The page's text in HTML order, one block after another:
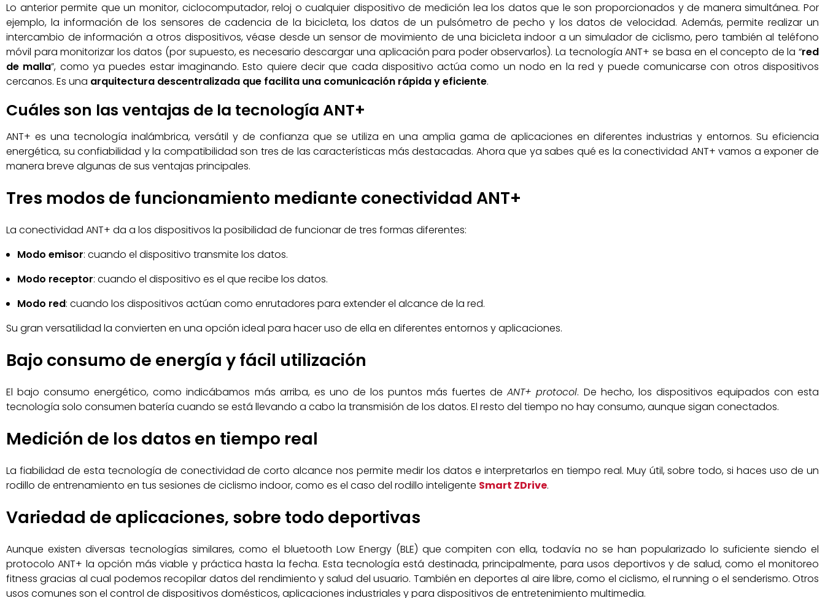
Lo anterior permite que un monitor, ciclocomputador, reloj o cualquier dispositivo de medición lea los datos que le son proporcionados y de manera simultánea. Por
ejemplo, la información de los sensores de cadencia de la bicicleta, los datos de un pulsómetro de pecho y los datos de velocidad. Además, permite realizar un
intercambio de información a otros dispositivos, véase desde un sensor de movimiento de una bicicleta indoor a un simulador de ciclismo, pero también al teléfono
móvil para monitorizar los datos (por supuesto, es necesario descargar una aplicación para poder observarlos). La tecnología ANT+ se basa en el concepto de la “red
de malla”, como ya puedes estar imaginando. Esto quiere decir que cada dispositivo actúa como un nodo en la red y puede comunicarse con otros dispositivos
cercanos. Es una arquitectura descentralizada que facilita una comunicación rápida y eficiente.
Cuáles son las ventajas de la tecnología ANT+
ANT+ es una tecnología inalámbrica, versátil y de confianza que se utiliza en una amplia gama de aplicaciones en diferentes industrias y entornos. Su eficiencia
energética, su confiabilidad y la compatibilidad son tres de las características más destacadas. Ahora que ya sabes qué es la conectividad ANT+ vamos a exponer de
manera breve algunas de sus ventajas principales.
Tres modos de funcionamiento mediante conectividad ANT+
La conectividad ANT+ da a los dispositivos la posibilidad de funcionar de tres formas diferentes:
Modo emisor: cuando el dispositivo transmite los datos.
Modo receptor: cuando el dispositivo es el que recibe los datos.
Modo red: cuando los dispositivos actúan como enrutadores para extender el alcance de la red.
Su gran versatilidad la convierten en una opción ideal para hacer uso de ella en diferentes entornos y aplicaciones.
Bajo consumo de energía y fácil utilización
El bajo consumo energético, como indicábamos más arriba, es uno de los puntos más fuertes deANT+ protocol. De hecho, los dispositivos equipados con esta
tecnología solo consumen batería cuando se está llevando a cabo la transmisión de los datos. El resto del tiempo no hay consumo, aunque sigan conectados.
Medición de los datos en tiempo real
La fiabilidad de esta tecnología de conectividad de corto alcance nos permite medir los datos e interpretarlos en tiempo real. Muy útil, sobre todo, si haces uso de un
rodillo de entrenamiento en tus sesiones de ciclismo indoor, como es el caso del rodillo inteligente Smart ZDrive.
Variedad de aplicaciones, sobre todo deportivas
Aunque existen diversas tecnologías similares, como el bluetooth Low Energy (BLE) que compiten con ella, todavía no se han popularizado lo suficiente siendo el
protocolo ANT+ la opción más viable y práctica hasta la fecha. Esta tecnología está destinada, principalmente, para usos deportivos y de salud, como el monitoreo
fitness gracias al cual podemos recopilar datos del rendimiento y salud del usuario. También en deportes al aire libre, como el ciclismo, el running o el senderismo. Otros
usos comunes son el control de dispositivos domésticos, aplicaciones industriales y para dispositivos de entretenimiento multimedia.